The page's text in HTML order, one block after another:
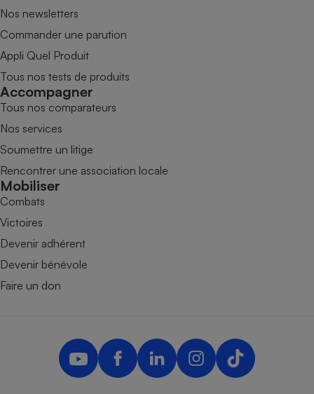
Nos newsletters
Commander une parution
Appli Quel Produit
Tous nos tests de produits
Accompagner
Tous nos comparateurs
Nos services
Soumettre un litige
Rencontrer une association locale
Mobiliser
Combats
Victoires
Devenir adhérent
Devenir bénévole
Faire un don